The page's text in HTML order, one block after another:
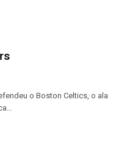
o Boston Celtics, o ala